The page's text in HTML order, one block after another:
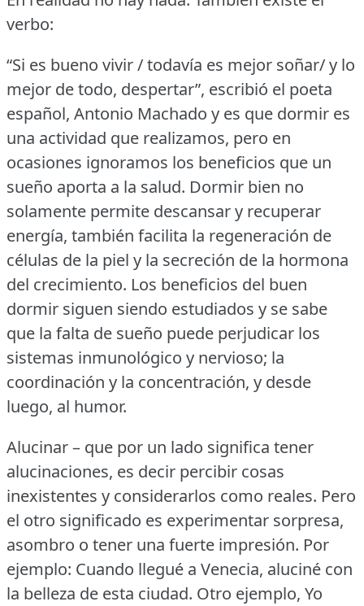
verbo:
“Si es bueno vivir / todavía es mejor soñar/ y lo
mejor de todo, despertar”, escribió el poeta
español, Antonio Machado y es que dormir es
una actividad que realizamos, pero en
ocasiones ignoramos los beneficios que un
sueño aporta a la salud. Dormir bien no
solamente permite descansar y recuperar
energía, también facilita la regeneración de
células de la piel y la secreción de la hormona
del crecimiento. Los beneficios del buen
dormir siguen siendo estudiados y se sabe
que la falta de sueño puede perjudicar los
sistemas inmunológico y nervioso; la
coordinación y la concentración, y desde
luego, al humor.
Alucinar – que por un lado significa tener
alucinaciones, es decir percibir cosas
inexistentes y considerarlos como reales. Pero
el otro significado es experimentar sorpresa,
asombro o tener una fuerte impresión. Por
ejemplo: Cuando llegué a Venecia, aluciné con
la belleza de esta ciudad. Otro ejemplo, Yo